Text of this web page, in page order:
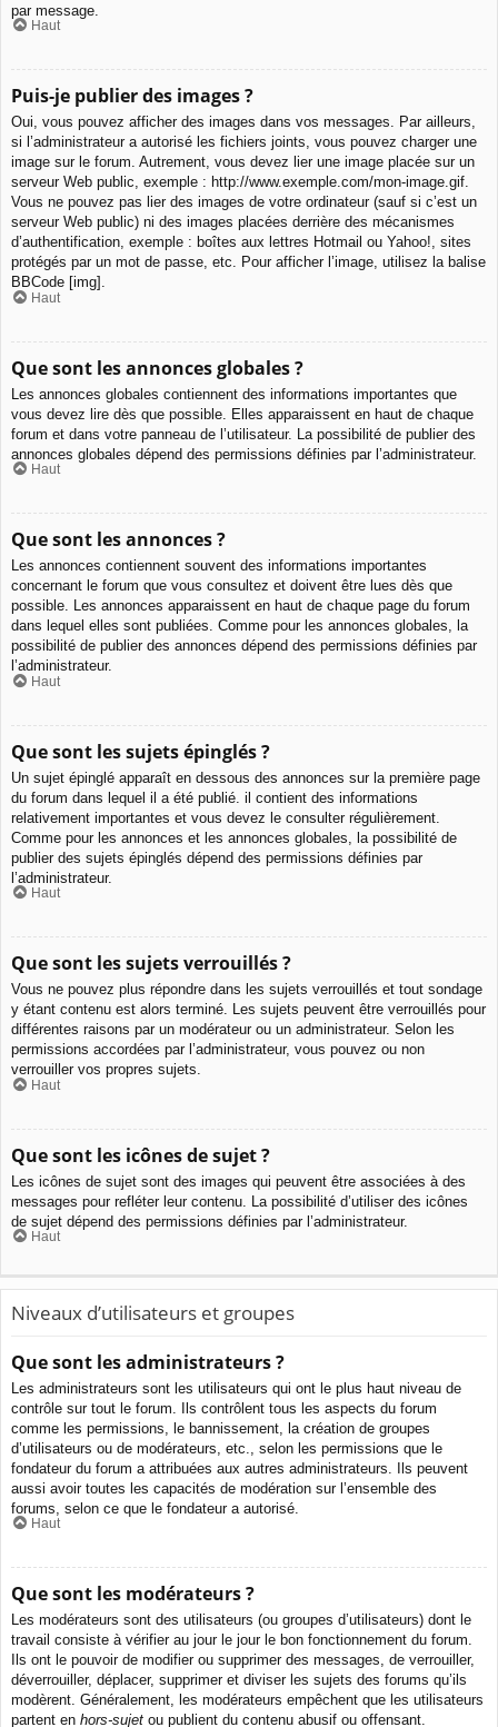
par message.
Haut
Puis-je publier des images ?
Oui, vous pouvez afficher des images dans vos messages. Par ailleurs,
si l’administrateur a autorisé les fichiers joints, vous pouvez charger une
image sur le forum. Autrement, vous devez lier une image placée sur un
serveur Web public, exemple : http://www.exemple.com/mon-image.gif.
Vous ne pouvez pas lier des images de votre ordinateur (sauf si c’est un
serveur Web public) ni des images placées derrière des mécanismes
d’authentification, exemple : boîtes aux lettres Hotmail ou Yahoo!, sites
protégés par un mot de passe, etc. Pour afficher l’image, utilisez la balise
BBCode [img].
Haut
Que sont les annonces globales ?
Les annonces globales contiennent des informations importantes que
vous devez lire dès que possible. Elles apparaissent en haut de chaque
forum et dans votre panneau de l’utilisateur. La possibilité de publier des
annonces globales dépend des permissions définies par l’administrateur.
Haut
Que sont les annonces ?
Les annonces contiennent souvent des informations importantes
concernant le forum que vous consultez et doivent être lues dès que
possible. Les annonces apparaissent en haut de chaque page du forum
dans lequel elles sont publiées. Comme pour les annonces globales, la
possibilité de publier des annonces dépend des permissions définies par
l’administrateur.
Haut
Que sont les sujets épinglés ?
Un sujet épinglé apparaît en dessous des annonces sur la première page
du forum dans lequel il a été publié. il contient des informations
relativement importantes et vous devez le consulter régulièrement.
Comme pour les annonces et les annonces globales, la possibilité de
publier des sujets épinglés dépend des permissions définies par
l’administrateur.
Haut
Que sont les sujets verrouillés ?
Vous ne pouvez plus répondre dans les sujets verrouillés et tout sondage
y étant contenu est alors terminé. Les sujets peuvent être verrouillés pour
différentes raisons par un modérateur ou un administrateur. Selon les
permissions accordées par l’administrateur, vous pouvez ou non
verrouiller vos propres sujets.
Haut
Que sont les icônes de sujet ?
Les icônes de sujet sont des images qui peuvent être associées à des
messages pour refléter leur contenu. La possibilité d’utiliser des icônes
de sujet dépend des permissions définies par l’administrateur.
Haut
Niveaux d’utilisateurs et groupes
Que sont les administrateurs ?
Les administrateurs sont les utilisateurs qui ont le plus haut niveau de
contrôle sur tout le forum. Ils contrôlent tous les aspects du forum
comme les permissions, le bannissement, la création de groupes
d’utilisateurs ou de modérateurs, etc., selon les permissions que le
fondateur du forum a attribuées aux autres administrateurs. Ils peuvent
aussi avoir toutes les capacités de modération sur l’ensemble des
forums, selon ce que le fondateur a autorisé.
Haut
Que sont les modérateurs ?
Les modérateurs sont des utilisateurs (ou groupes d’utilisateurs) dont le
travail consiste à vérifier au jour le jour le bon fonctionnement du forum.
Ils ont le pouvoir de modifier ou supprimer des messages, de verrouiller,
déverrouiller, déplacer, supprimer et diviser les sujets des forums qu’ils
modèrent. Généralement, les modérateurs empêchent que les utilisateurs
partent en hors-sujet ou publient du contenu abusif ou offensant.